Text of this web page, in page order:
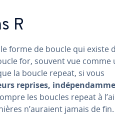
R
forme de boucle qui existe
for, souvent vue comme
la boucle repeat, si vous
reprises,
les boucles repeat à
n’auraient jamais de fin.